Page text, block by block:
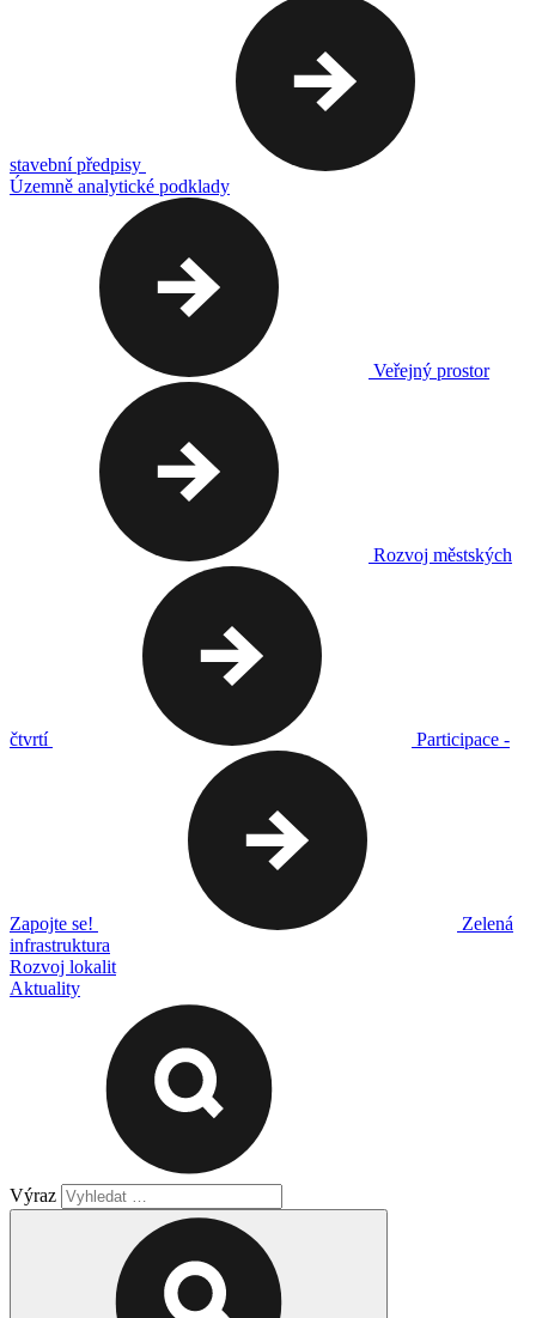
stavební předpisy
Územně analytické podklady
Veřejný prostor
Rozvoj městských
čtvrtí Participace -
Zapojte se!
Zelená
infrastruktura
Rozvoj lokalit
Aktuality
Výraz